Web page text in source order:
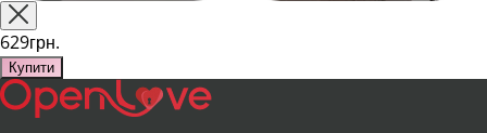
поєднання унікальної естетики
та бездога..
використовує, тестує у
629грн.
Купити